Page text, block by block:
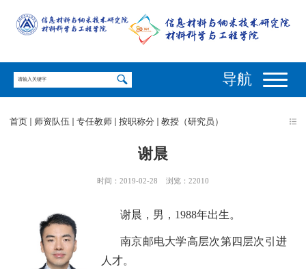
导航
首页 师资队伍 专任教师 按职称分 教授（研究员）
谢晨
时间：2019-02-28 浏览： 22010
谢晨，男， 1988年出生。
南京邮电大学高层次第四层次引进
人才。